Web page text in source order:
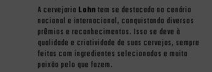
A cervejaria Lohn tem se destacado no cenário
nacional e internacional, conquistando diversos
prêmios e reconhecimentos. Isso se deve à
qualidade e criatividade de suas cervejas, sempre
feitas com ingredientes selecionados e muita
paixão pelo que fazem.